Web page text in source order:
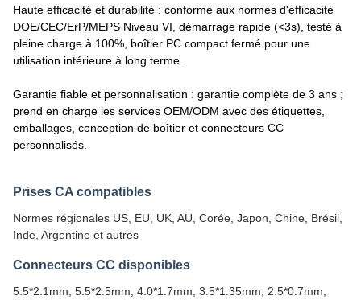
Haute efficacité et durabilité : conforme aux normes d'efficacité
DOE/CEC/ErP/MEPS Niveau VI, démarrage rapide (<3s), testé à
pleine charge à 100%, boîtier PC compact fermé pour une
utilisation intérieure à long terme.​
Garantie fiable et personnalisation : garantie complète de 3 ans ;
prend en charge les services OEM/ODM avec des étiquettes,
emballages, conception de boîtier et connecteurs CC
personnalisés.
Prises CA compatibles
Normes régionales US, EU, UK, AU, Corée, Japon, Chine, Brésil,
Inde, Argentine et autres
Connecteurs CC disponibles
5.5*2.1mm, 5.5*2.5mm, 4.0*1.7mm, 3.5*1.35mm, 2.5*0.7mm,